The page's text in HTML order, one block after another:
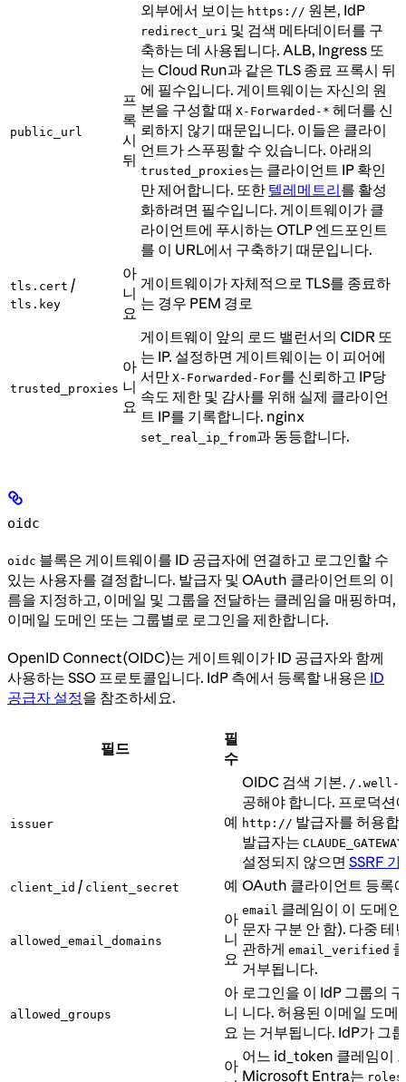
public_url
프
록
시
뒤
외부에서 보이는 https:// 원본, IdP
redirect_uri 및 검색 메타데이터를 구
축하는 데 사용됩니다. ALB, Ingress 또
는 Cloud Run과 같은 TLS 종료 프록시 뒤
에 필수입니다. 게이트웨이는 자신의 원
본을 구성할 때 X-Forwarded-* 헤더를 신
뢰하지 않기 때문입니다. 이들은 클라이
언트가 스푸핑할 수 있습니다. 아래의
trusted_proxies는 클라이언트 IP 확인
만 제어합니다. 또한 텔레메트리를 활성
화하려면 필수입니다. 게이트웨이가 클
라이언트에 푸시하는 OTLP 엔드포인트
를 이 URL에서 구축하기 때문입니다.
tls.cert /
tls.key
아
니
요
게이트웨이가 자체적으로 TLS를 종료하
는 경우 PEM 경로
trusted_proxies
아
니
요
게이트웨이 앞의 로드 밸런서의 CIDR 또
는 IP. 설정하면 게이트웨이는 이 피어에
서만 X-Forwarded-For를 신뢰하고 IP당
속도 제한 및 감사를 위해 실제 클라이언
트 IP를 기록합니다. nginx
set_real_ip_from과 동등합니다.
oidc
oidc 블록은 게이트웨이를 ID 공급자에 연결하고 로그인할 수
있는 사용자를 결정합니다. 발급자 및 OAuth 클라이언트의 이
름을 지정하고, 이메일 및 그룹을 전달하는 클레임을 매핑하며,
이메일 도메인 또는 그룹별로 로그인을 제한합니다.
OpenID Connect(OIDC)는 게이트웨이가 ID 공급자와 함께
사용하는 SSO 프로토콜입니다. IdP 측에서 등록할 내용은 ID
공급자 설정을 참조하세요.
필드
필
수
issuer 예
OIDC 검색 기본. /.well-
공해야 합니다. 프로덕션
http:// 발급자를 허용합
발급자는
설정되지 않으면 SSRF 가
client_id / client_secret 예 OAuth 클라이언트 등록
allowed_email_domains
아
니
요
email 클레임이 이 도메
문자 구분 안 함). 다중 테
관하게 email_verified
거부됩니다.
allowed_groups
아
니
요
로그인을 이 IdP 그룹의
니다. 허용된 이메일 도메
는 거부됩니다. IdP가 그
아
어느 id_token 클레임이
Microsoft Entra는 roles